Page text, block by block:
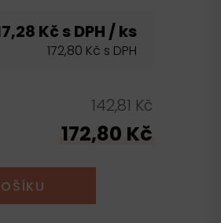
Kč s DPH / ks
172,80 Kč s DPH
142,81 Kč
172,80 Kč